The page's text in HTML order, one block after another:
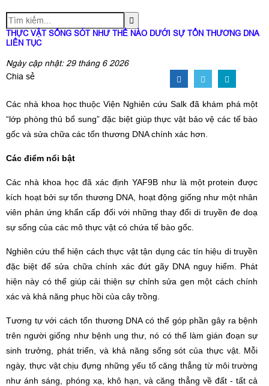
THỰC VẬT SỐNG SÓT NHƯ THẾ NÀO DƯỚI SỰ TỔN THƯƠNG DNA
LIÊN TỤC
Ngày cập nhật: 29 tháng 6 2026
Chia sẻ
Các nhà khoa học thuộc Viện Nghiên cứu Salk đã khám phá một
“lớp phòng thủ bổ sung” đặc biệt giúp thực vật bảo vệ các tế bào
gốc và sửa chữa các tổn thương DNA chính xác hơn.
Các điểm nổi bật
Các nhà khoa học đã xác định YAF9B như là một protein được
kích hoạt bởi sự tổn thương DNA, hoạt động giống như một nhân
viên phản ứng khẩn cấp đối với những thay đổi di truyền đe doạ
sự sống của các mô thực vật có chứa tế bào gốc.
Nghiên cứu thể hiện cách thực vật tận dụng các tín hiệu di truyền
đặc biệt để sửa chữa chính xác đứt gãy DNA nguy hiểm. Phát
hiện này có thể giúp cải thiện sự chỉnh sửa gen một cách chính
xác và khả năng phục hồi của cây trồng.
Tương tự với cách tổn thương DNA có thể góp phần gây ra bệnh
trên người giống như bệnh ung thư, nó có thể làm gián đoạn sự
sinh trưởng, phát triển, và khả năng sống sót của thực vật. Mỗi
ngày, thực vật chịu đựng những yếu tố căng thẳng từ môi trường
như ánh sáng, phóng xạ, khô hạn, và căng thẳng về đất - tất cả